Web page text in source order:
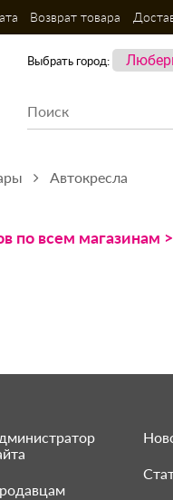
Возврат товара
Выбрать город:
Автокресла
по всем магазинам